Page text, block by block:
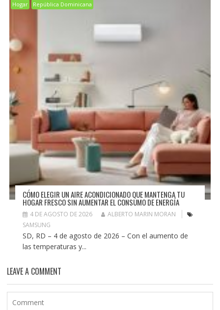
Hogar República Dominicana
CÓMO ELEGIR UN AIRE ACONDICIONADO QUE MANTENGA TU
HOGAR FRESCO SIN AUMENTAR EL CONSUMO DE ENERGÍA
4 DE AGOSTO DE 2026
ALBERTO MARIN MORAN
SAMSUNG
SD, RD – 4 de agosto de 2026 – Con el aumento de
las temperaturas y...
LEAVE A COMMENT